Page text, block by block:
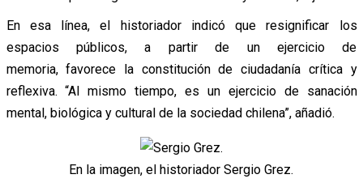
En esa línea, el historiador indicó que resignificar los
espacios públicos, a partir de un ejercicio de
memoria, favorece la constitución de ciudadanía crítica y
reflexiva. “Al mismo tiempo, es un ejercicio de sanación
mental, biológica y cultural de la sociedad chilena”, añadió.
En la imagen, el historiador Sergio Grez.